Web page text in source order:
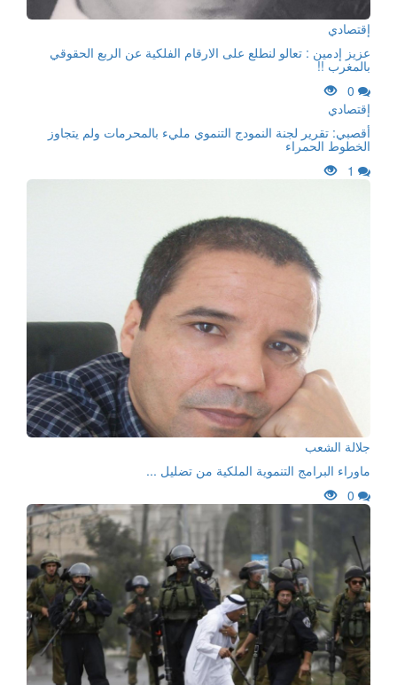
إقتصادي
عزيز إدمين : تعالو لنطلع على الارقام الفلكية عن الربع الحقوقي
بالمغرب !!
0
إقتصادي
أقصبي: تقرير لجنة النمودج التنموي مليء بالمحرمات ولم يتجاوز
الخطوط الحمراء
1
جلالة الشعب
ماوراء البرامج التنموية الملكية من تضليل ...
0